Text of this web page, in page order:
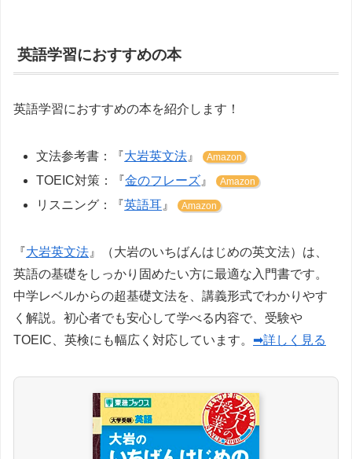
英語学習におすすめの本
英語学習におすすめの本を紹介します！
文法参考書：『大岩英文法 』 Amazon
TOEIC対策：『金のフレーズ 』 Amazon
リスニング：『英語耳 』 Amazon
『大岩英文法 』（大岩のいちばんはじめの英文法）は、
英語の基礎をしっかり固めたい方に最適な入門書です。
中学レベルからの超基礎文法を、講義形式でわかりやす
く解説。初心者でも安心して学べる内容で、受験や
TOEIC、英検にも幅広く対応しています。 ➡詳しく見る